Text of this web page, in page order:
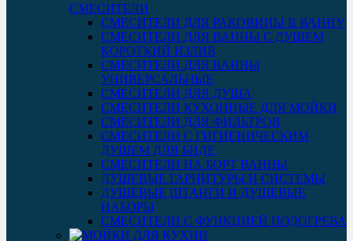
СМЕСИТЕЛИ
СМЕСИТЕЛИ ДЛЯ РАКОВИНЫ В ВАННУ
СМЕСИТЕЛИ ДЛЯ ВАННЫ С ДУШЕМ
КОРОТКИЙ ИЗЛИВ
СМЕСИТЕЛИ ДЛЯ ВАННЫ
УНИВЕРСАЛЬНЫЕ
СМЕСИТЕЛИ ДЛЯ ДУША
СМЕСИТЕЛИ КУХОННЫЕ ДЛЯ МОЙКИ
СМЕСИТЕЛИ ДЛЯ ФИЛЬТРОВ
СМЕСИТЕЛИ С ГИГИЕНИЧЕСКИМ
ДУШЕМ ДЛЯ БИДЕ
СМЕСИТЕЛИ НА БОРТ ВАННЫ
ДУШЕВЫЕ ГАРНИТУРЫ И СИСТЕМЫ
ДУШЕВЫЕ ШТАНГИ И ДУШЕВЫЕ
НАБОРЫ
СМЕСИТЕЛИ С ФУНКЦИЕЙ ПОДОГРЕВА